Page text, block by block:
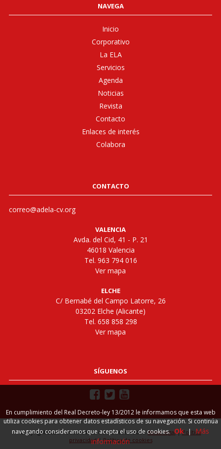
NAVEGA
Inicio
Corporativo
La ELA
Servicios
Agenda
Noticias
Revista
Contacto
Enlaces de interés
Colabora
CONTACTO
correo@adela-cv.org
VALENCIA
Avda. del Cid, 41 - P. 21
46018 Valencia
Tel. 963 794 016
Ver mapa
ELCHE
C/ Bernabé del Campo Latorre, 26
03202 Elche (Alicante)
Tel. 658 858 298
Ver mapa
SÍGUENOS
Copyright 2026. Todos los derechos reservados.Aviso legal |Política
privacidad |Política de cookies
En cumplimiento del Real Decreto-ley 13/2012 le informamos que esta web
utiliza cookies para obtener datos estadísticos de su navegación. Si continúa
navegando consideramos que acepta el uso de cookies. Ok | Más
información